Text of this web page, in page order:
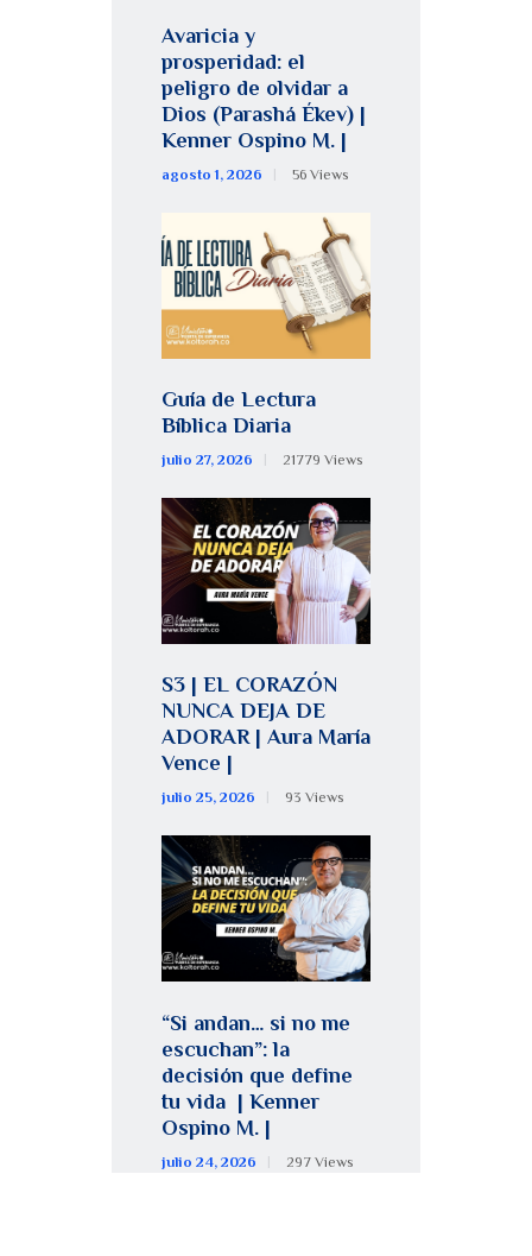
Avaricia y
prosperidad: el
peligro de olvidar a
Dios (Parashá Ékev) |
Kenner Ospino M. |
agosto 1, 2026 56 Views
Guía de Lectura
Bíblica Diaria
julio 27, 2026 21779 Views
S3 | EL CORAZÓN
NUNCA DEJA DE
ADORAR | Aura María
Vence |
julio 25, 2026 93 Views
“Si andan… si no me
escuchan”: la
decisión que define
tu vida | Kenner
Ospino M. |
julio 24, 2026 297 Views